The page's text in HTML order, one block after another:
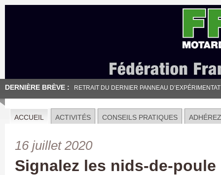
DERNIÈRE BRÈVE : RETRAIT DU DERNIER PANNEAU
ACCUEIL ACTIVITÉS CONSEILS PRATIQUES ADHÉREZ
16 juillet 2020
Signalez les nids-de-poule